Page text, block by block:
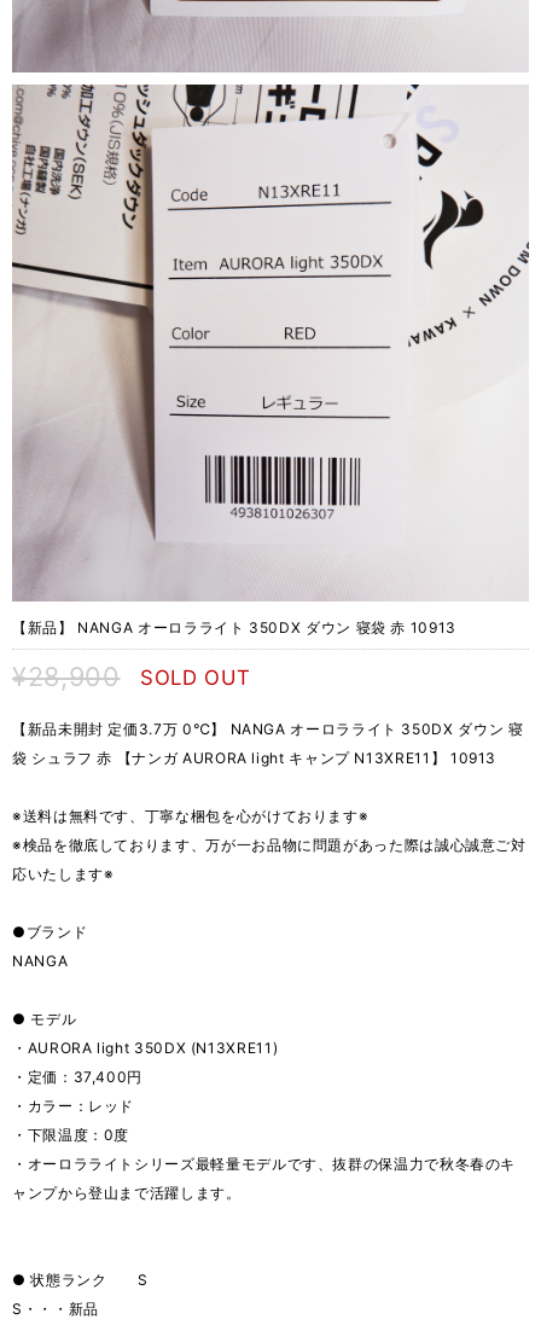
【新品】 NANGA オーロラライト 350DX ダウン 寝袋 赤 10913
¥28,900 SOLD OUT
【新品未開封 定価3.7万 0℃】 NANGA オーロラライト 350DX ダウン 寝
袋 シュラフ 赤 【ナンガ AURORA light キャンプ N13XRE11】 10913
※送料は無料です、丁寧な梱包を心がけております※
※検品を徹底しております、万が一お品物に問題があった際は誠心誠意ご対
応いたします※
●ブランド
NANGA
● モデル
・AURORA light 350DX (N13XRE11)
・定価：37,400円
・カラー：レッド
・下限温度：0度
・オーロラライトシリーズ最軽量モデルです、抜群の保温力で秋冬春のキ
ャンプから登山まで活躍します。
● 状態ランク S
S・・・新品